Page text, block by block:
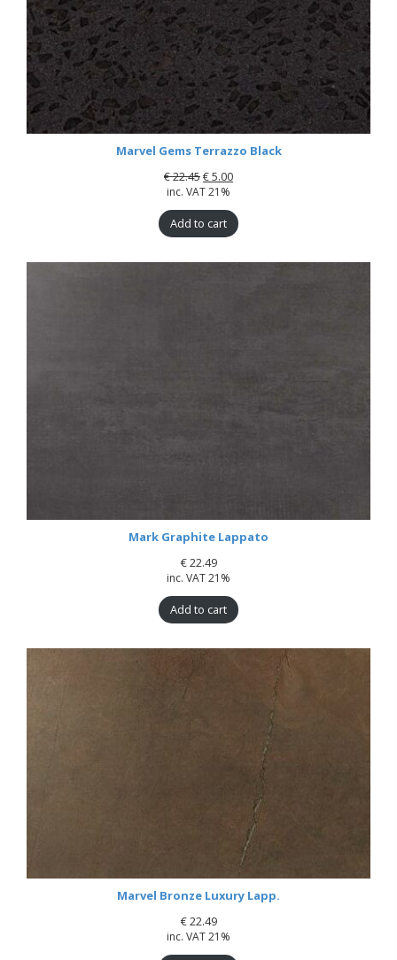
Marvel Gems Terrazzo Black
€22.45€5.00
inc. VAT 21%
Add to cart
Mark Graphite Lappato
€22.49
inc. VAT 21%
Add to cart
Marvel Bronze Luxury Lapp.
€22.49
inc. VAT 21%